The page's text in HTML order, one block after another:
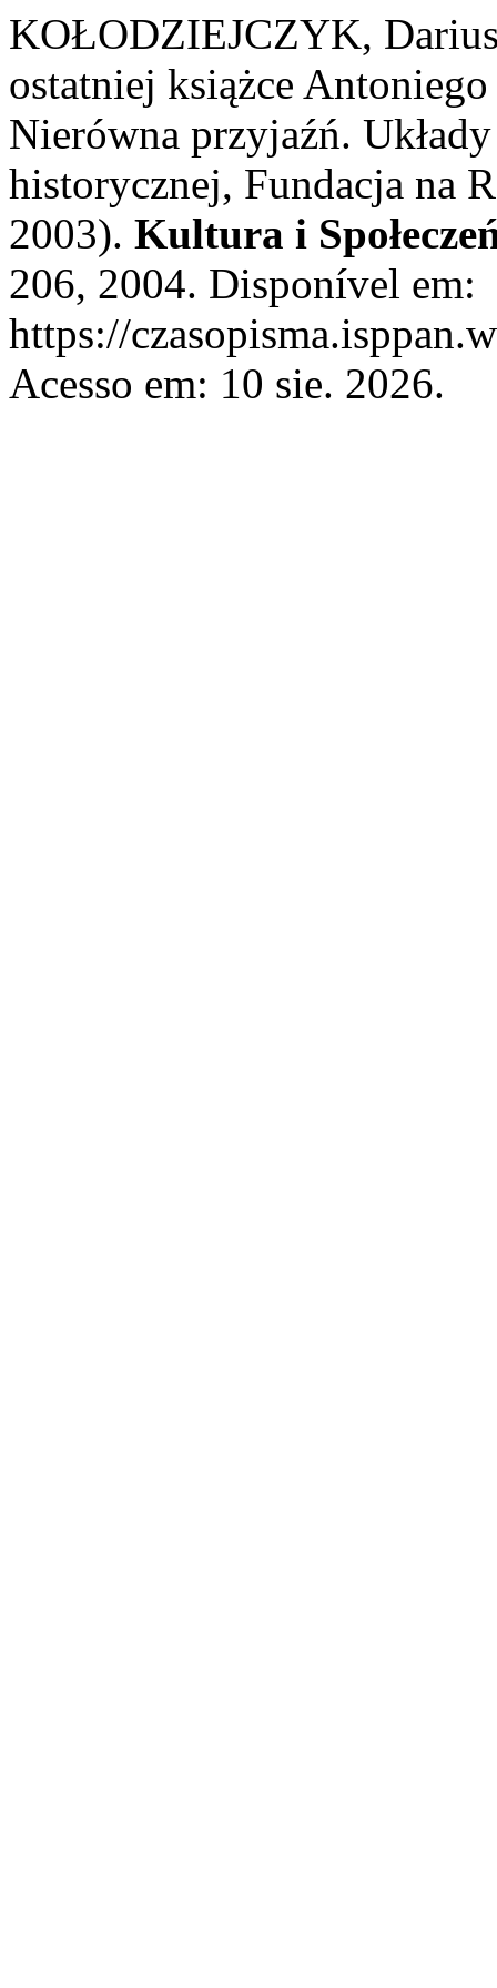
KOŁODZIEJCZYK,
ostatniej książce
Nierówna przyjaźń.
historycznej, Fundacja na
2003). Kultura i
206, 2004. Disponível em:
https://
Acesso em: 10 sie. 2026.